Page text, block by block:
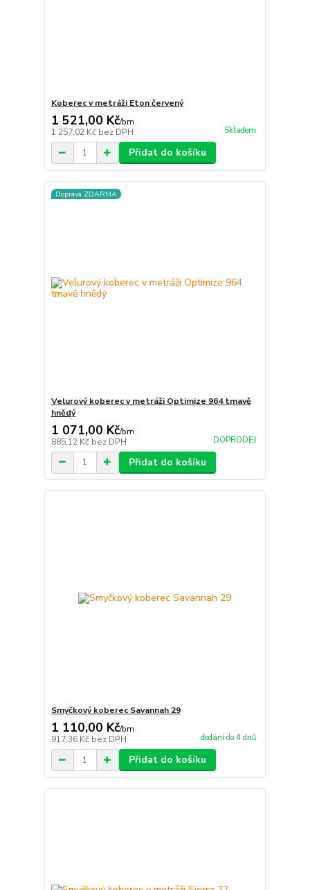
Koberec v metráži Eton červený
1 521,00 Kč/bm
1 257,02 Kč bez DPH Skladem
Přidat do košíku
Doprava ZDARMA
Velurový koberec v metráži Optimize 964 tmavě
hnědý
1 071,00 Kč/bm
885,12 Kč bez DPH DOPRODEJ
Přidat do košíku
Smyčkový koberec Savannah 29
1 110,00 Kč/bm
917,36 Kč bez DPH dodání do 4 dnů
Přidat do košíku